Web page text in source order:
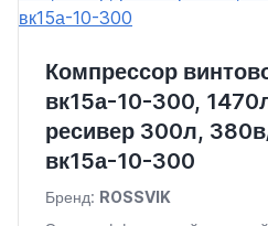
Компрессор
вк15а-10-300,
ресивер 300л,
вк15а-10-300
Бренд: ROSSVIK